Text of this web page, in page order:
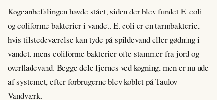
Kogeanbefalingen havde stået, siden der blev fundet E. coli
og coliforme bakterier i vandet. E. coli er en tarmbakterie,
hvis tilstedeværelse kan tyde på spildevand eller gødning i
vandet, mens coliforme bakterier ofte stammer fra jord og
overfladevand. Begge dele fjernes ved kogning, men er nu ude
af systemet, efter forbrugerne blev koblet på Taulov
Vandværk.